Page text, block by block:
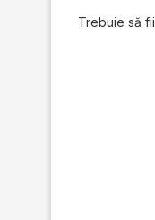
Trebuie să fii